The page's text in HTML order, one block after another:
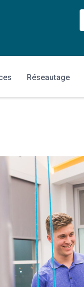
Réseautage